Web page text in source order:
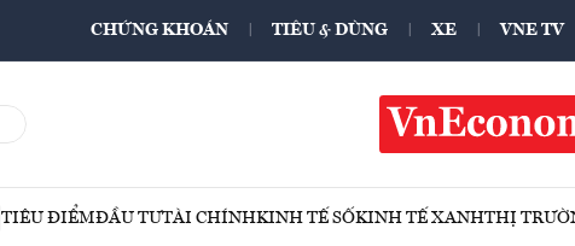
CHỨNG KHOÁN TIÊU & DÙNG XE VNE TV
TIÊU ĐIỂMĐẦU TƯTÀI CHÍNHKINH TẾ SỐKINH TẾ XANHTHỊ